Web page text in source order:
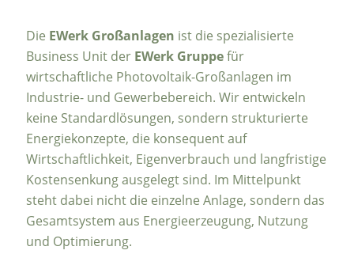
Die EWerk Großanlagen ist die spezialisierte
Business Unit der EWerk Gruppefür
wirtschaftliche Photovoltaik-Großanlagen im
Industrie- und Gewerbebereich. Wir entwickeln
keine Standardlösungen, sondern strukturierte
Energiekonzepte, die konsequent auf
Wirtschaftlichkeit, Eigenverbrauch und langfristige
Kostensenkung ausgelegt sind. Im Mittelpunkt
steht dabei nicht die einzelne Anlage, sondern das
Gesamtsystem aus Energieerzeugung, Nutzung
und Optimierung.